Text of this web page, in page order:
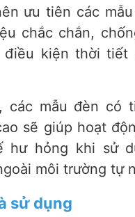
ưu tiên các
chắc chắn,
kiện thời tiết
các mẫu đèn có
sẽ giúp hoạt
hư hỏng khi sử
môi trường tự
sử dụng